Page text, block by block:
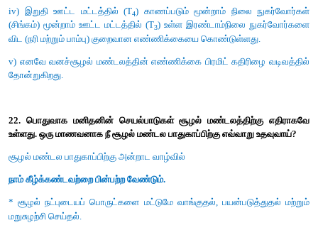
பருந்து, தாவரங்கள், தவளை, பாம்பு, வெட்டுக்கிளி
* உற்பத்தியாளர்களிடமிருந்து ஆற்றல் இறுதி உண்ணிகள் வரை